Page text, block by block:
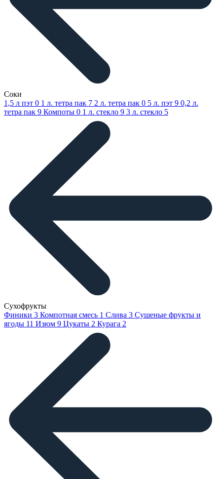
Соки
1,5 л пэт 0 1 л. тетра пак 7 2 л. тетра пак 0 5 л. пэт 9 0,2 л.
тетра пак 9 Компоты 0 1 л. стекло 9 3 л. стекло 5
Сухофрукты
Финики 3 Компотная смесь 1 Слива 3 Сушеные фрукты и
ягоды 11 Изюм 9 Цукаты 2 Курага 2